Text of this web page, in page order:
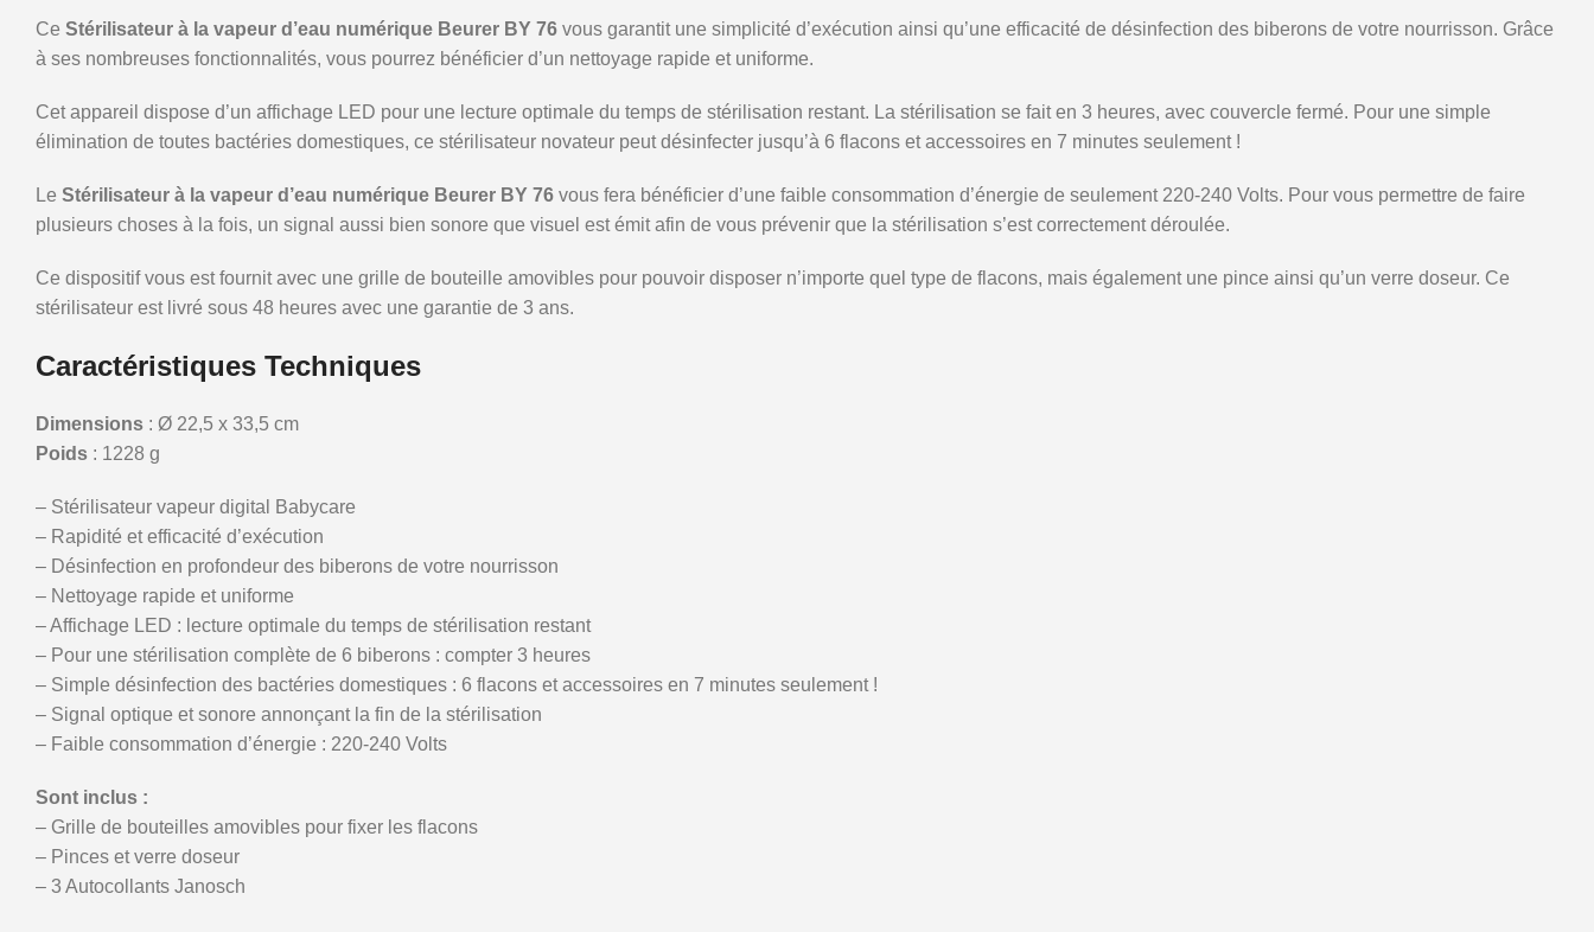
Ce Stérilisateur à la vapeur d’eau numérique Beurer BY 76 vous garantit une simplicité d’exécution ainsi qu’une efficacité de désinfection des biberons de votre nourrisson. Grâce
à ses nombreuses fonctionnalités, vous pourrez bénéficier d’un nettoyage rapide et uniforme.
Cet appareil dispose d’un affichage LED pour une lecture optimale du temps de stérilisation restant. La stérilisation se fait en 3 heures, avec couvercle fermé. Pour une simple
élimination de toutes bactéries domestiques, ce stérilisateur novateur peut désinfecter jusqu’à 6 flacons et accessoires en 7 minutes seulement !
Le Stérilisateur à la vapeur d’eau numérique Beurer BY 76 vous fera bénéficier d’une faible consommation d’énergie de seulement 220-240 Volts. Pour vous permettre de faire
plusieurs choses à la fois, un signal aussi bien sonore que visuel est émit afin de vous prévenir que la stérilisation s’est correctement déroulée.
Ce dispositif vous est fournit avec une grille de bouteille amovibles pour pouvoir disposer n’importe quel type de flacons, mais également une pince ainsi qu’un verre doseur. Ce
stérilisateur est livré sous 48 heures avec une garantie de 3 ans.
Caractéristiques Techniques
Dimensions : Ø 22,5 x 33,5 cm
Poids : 1228 g
– Stérilisateur vapeur digital Babycare
– Rapidité et efficacité d’exécution
– Désinfection en profondeur des biberons de votre nourrisson
– Nettoyage rapide et uniforme
– Affichage LED : lecture optimale du temps de stérilisation restant
– Pour une stérilisation complète de 6 biberons : compter 3 heures
– Simple désinfection des bactéries domestiques : 6 flacons et accessoires en 7 minutes seulement !
– Signal optique et sonore annonçant la fin de la stérilisation
– Faible consommation d’énergie : 220-240 Volts
Sont inclus :
– Grille de bouteilles amovibles pour fixer les flacons
– Pinces et verre doseur
– 3 Autocollants Janosch